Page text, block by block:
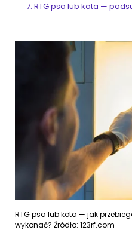
RTG psa lub kota —
RTG psa lub kota — jak
wykonać? Źródło: 123rf.com